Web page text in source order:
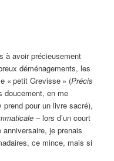
à avoir précieusement
déménagements, les
« petit Grevisse » (Précis
doucement, en me
prend pour un livre sacré),
– lors d’un court
je prenais
ce mince, mais si